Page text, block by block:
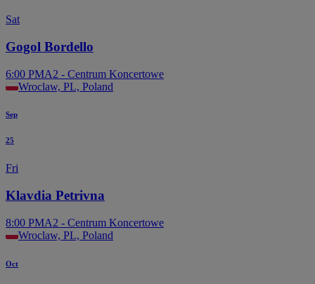
Sat
Gogol Bordello
6:00 PMA2 - Centrum Koncertowe
Wroclaw, PL, Poland
Sep
25
Fri
Klavdia Petrivna
8:00 PMA2 - Centrum Koncertowe
Wroclaw, PL, Poland
Oct